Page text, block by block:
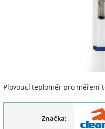
Plovoucí teploměr pro měření
Značka: